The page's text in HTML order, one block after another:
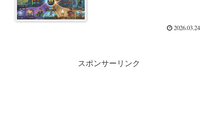
2026.03.24
スポンサーリンク